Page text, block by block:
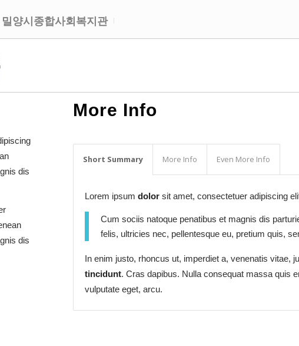
밀양시종합사회복지관
dis
dis
More Info
Short Summary More Info Even More Info
Lorem ipsumdolor sit amet, consectetuer adipiscing
Cum sociis natoque penatibus et magnis dis
felis, ultricies nec, pellentesque eu, pretium quis,
In enim justo, rhoncus ut, imperdiet a, venenatis vitae,
tincidunt. Cras dapibus. Nulla consequat massa quis
vulputate eget, arcu.